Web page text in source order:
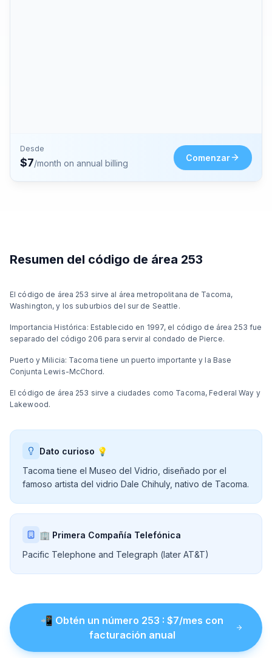
Desde
$7/month on annual billing
Comenzar
Resumen del código de área 253
El código de área 253 sirve al área metropolitana de Tacoma,
Washington, y los suburbios del sur de Seattle.
Importancia Histórica: Establecido en 1997, el código de área 253 fue
separado del código 206 para servir al condado de Pierce.
Puerto y Milicia: Tacoma tiene un puerto importante y la Base
Conjunta Lewis-McChord.
El código de área 253 sirve a ciudades como Tacoma, Federal Way y
Lakewood.
Dato curioso 💡
Tacoma tiene el Museo del Vidrio, diseñado por el
famoso artista del vidrio Dale Chihuly, nativo de Tacoma.
🏢 Primera Compañía Telefónica
Pacific Telephone and Telegraph (later AT&T)
📲 Obtén un número 253 : $7/mes con
facturación anual